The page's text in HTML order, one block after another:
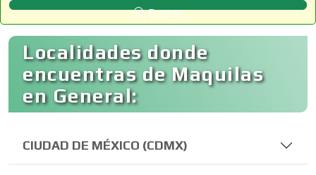
Buscar
Localidades donde
encuentras de Maquilas
en General:
CIUDAD DE MÉXICO (CDMX)